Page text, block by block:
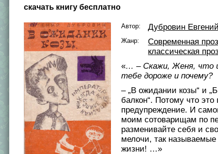
скачать книгу бесплатно
Автор: Дубровин
Жанр:
Современная
классическая
«… – Скажи, Женя, что
тебе дороже и почему?
– „В ожидании козы“ и
балкон“. Потому что это
предупреждение. И
моим сотоварищам по
разменивайте себя и
мелочи, так называемые
жизни! …»